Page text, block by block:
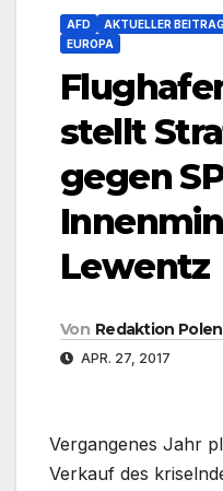
AFD AKTUELLER
EUROPA
stellt
gegen
Lewentz
Von Redaktion
APR. 27, 2017
Vergangenes Jahr
Verkauf des